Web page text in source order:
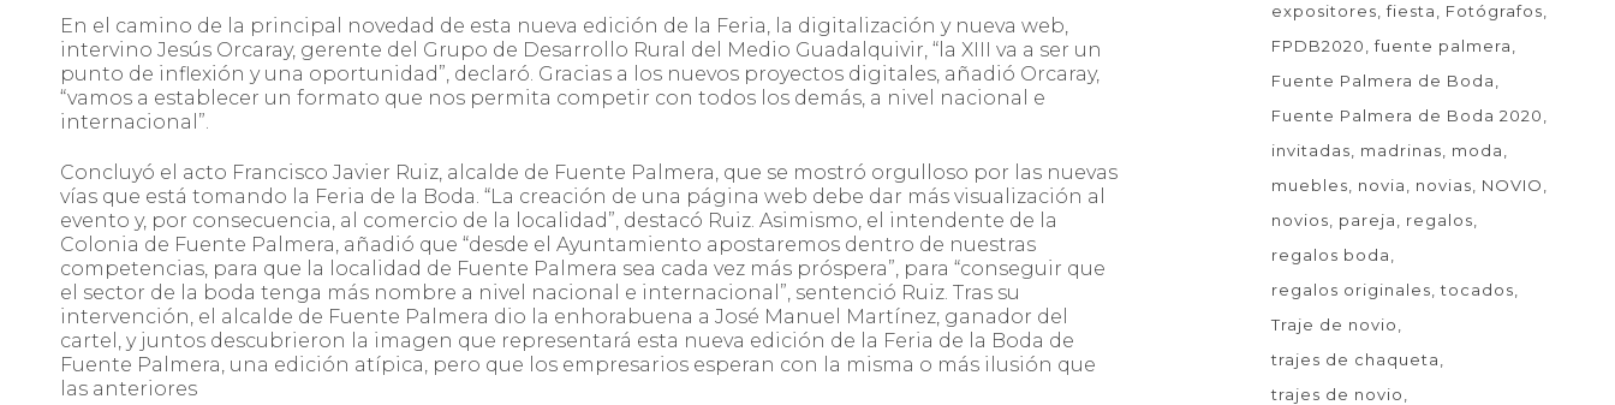
En el camino de la principal novedad de esta nueva edición de la Feria, la digitalización y nueva web,
intervino Jesús Orcaray, gerente del Grupo de Desarrollo Rural del Medio Guadalquivir, “la XIII va a ser un
punto de inflexión y una oportunidad”, declaró. Gracias a los nuevos proyectos digitales, añadió Orcaray,
“vamos a establecer un formato que nos permita competir con todos los demás, a nivel nacional e
internacional”.
Concluyó el acto Francisco Javier Ruiz, alcalde de Fuente Palmera, que se mostró orgulloso por las nuevas
vías que está tomando la Feria de la Boda. “La creación de una página web debe dar más visualización al
evento y, por consecuencia, al comercio de la localidad”, destacó Ruiz. Asimismo, el intendente de la
Colonia de Fuente Palmera, añadió que “desde el Ayuntamiento apostaremos dentro de nuestras
competencias, para que la localidad de Fuente Palmera sea cada vez más próspera”, para “conseguir que
el sector de la boda tenga más nombre a nivel nacional e internacional”, sentenció Ruiz. Tras su
intervención, el alcalde de Fuente Palmera dio la enhorabuena a José Manuel Martínez, ganador del
cartel, y juntos descubrieron la imagen que representará esta nueva edición de la Feria de la Boda de
Fuente Palmera, una edición atípica, pero que los empresarios esperan con la misma o más ilusión que
las anteriores
expositores fiesta
Fotógrafos
FPDB2020
fuente palmera
Fuente Palmera de Boda
Fuente Palmera de Boda 2020
invitadas
madrinas
moda
muebles
novia novias
NOVIO
novios
pareja
regalos
regalos boda
regalos originales tocados
Traje de novio
trajes de chaqueta
trajes de novio